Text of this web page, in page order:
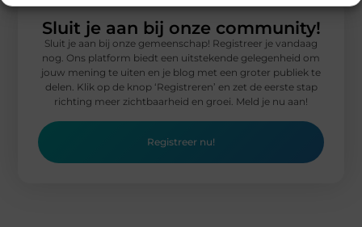
Sluit je aan bij onze community!
Sluit je aan bij onze gemeenschap! Registreer je vandaag
nog. Ons platform biedt een uitstekende gelegenheid om
jouw mening te uiten en je blog met een groter publiek te
delen. Klik op de knop ‘Registreren’ en zet de eerste stap
richting meer zichtbaarheid en groei. Meld je nu aan!
Registreer nu!